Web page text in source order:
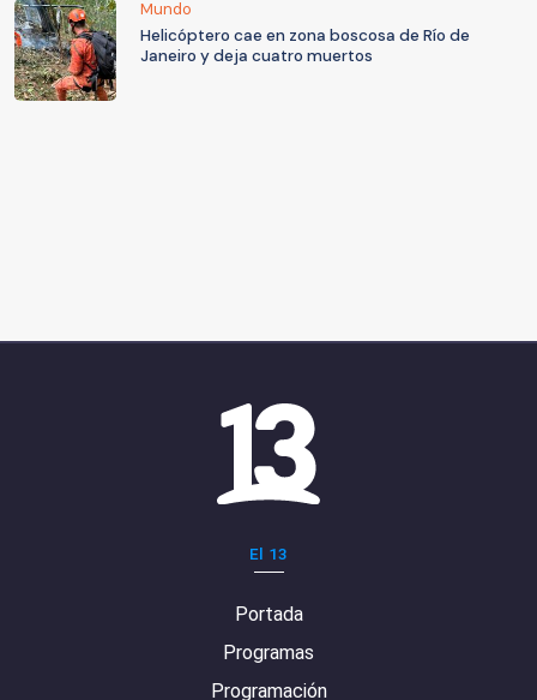
Mundo
Helicóptero cae en zona boscosa de Río de
Janeiro y deja cuatro muertos
El 13
Portada
Programas
Programación